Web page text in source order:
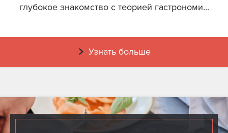
глубокое знакомство с теорией гастрономи...
Узнать больше